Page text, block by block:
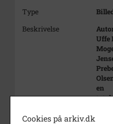
Type
Beskrivelse
Uffe
en
Årstal
Cookies på arkiv.dk